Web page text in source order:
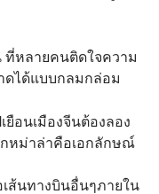
ที่หลายคนติดใจความ
ดได้แบบกลมกล่อม
อนเมืองจีนต้องลอง
หม่าล่าคือเอกลักษณ์
เส้นทางบินอื่นๆภายใน